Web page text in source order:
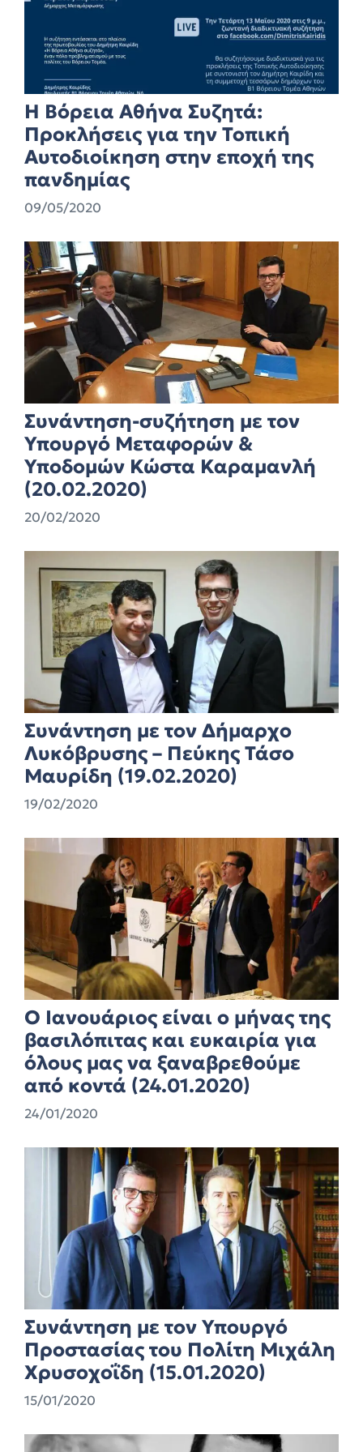
Η Βόρεια Αθήνα Συζητά:
Προκλήσεις για την Τοπική
Αυτοδιοίκηση στην εποχή της
πανδημίας
09/05/2020
Συνάντηση-συζήτηση με τον
Υπουργό Μεταφορών &
Υποδομών Κώστα Καραμανλή
(20.02.2020)
20/02/2020
Συνάντηση με τον Δήμαρχο
Λυκόβρυσης – Πεύκης Τάσο
Μαυρίδη (19.02.2020)
19/02/2020
Ο Ιανουάριος είναι ο μήνας της
βασιλόπιτας και ευκαιρία για
όλους μας να ξαναβρεθούμε
από κοντά (24.01.2020)
24/01/2020
Συνάντηση με τον Υπουργό
Προστασίας του Πολίτη Μιχάλη
Χρυσοχοΐδη (15.01.2020)
15/01/2020